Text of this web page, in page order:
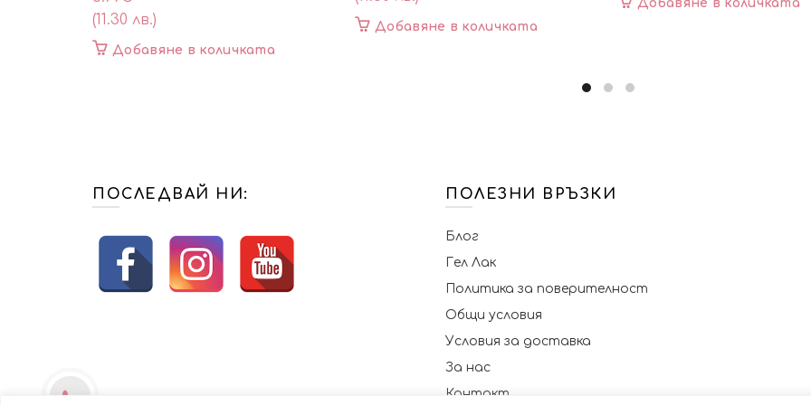
(11.30 лв.)
Добавяне в количката
Добавяне в количката
Добавяне в количката
ПОСЛЕДВАЙ НИ: ПОЛЕЗНИ ВРЪЗКИ
Блог
Гел Лак
Политика за поверителност
Общи условия
Условия за доставка
За нас
Контакт